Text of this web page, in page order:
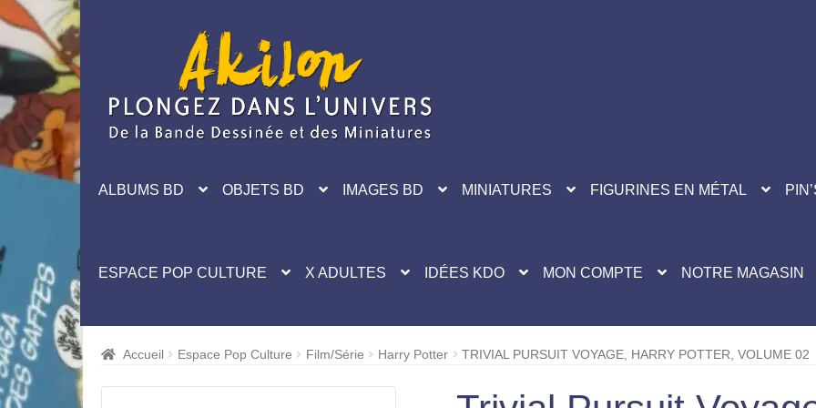
navigation
ALBUMS BD OBJETS BD IMAGES BD MINIATURES FIGURINES EN MÉTAL
ESPACE POP CULTURE X ADULTES IDÉES KDO MON COMPTE NOTRE MAGASIN
Accueil Espace Pop Culture Film/Série Harry Potter TRIVIAL PURSUIT VOYAGE, HARRY POTTER, VOLUME 02